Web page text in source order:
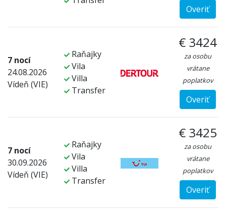
Overiť
7 nocí
24.08.2026
Vídeň (VIE)
Raňajky
Vila
Villa
Transfer
€ 3424
za osobu
vrátane
poplatkov
Overiť
7 nocí
30.09.2026
Vídeň (VIE)
Raňajky
Vila
Villa
Transfer
€ 3425
za osobu
vrátane
poplatkov
Overiť